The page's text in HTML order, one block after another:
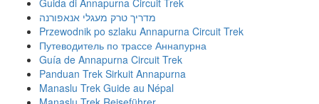
מדריך טרק מעגלי אנאפורנה
Przewodnik po szlaku Annapurna Circuit Trek
Путеводитель по трассе Аннапурна
Guía de Annapurna Circuit Trek
Panduan Trek Sirkuit Annapurna
Manaslu Trek Guide au Népal